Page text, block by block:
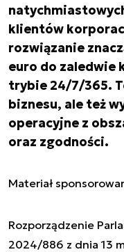
klientów
rozwiązanie
euro do zaledwie
trybie 24/7/365.
biznesu, ale też
operacyjne z
oraz zgodności.
Materiał
Rozporządzenie
2024/886 z dnia 13